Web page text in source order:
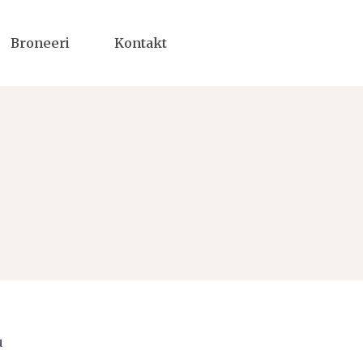
Broneeri Kontakt